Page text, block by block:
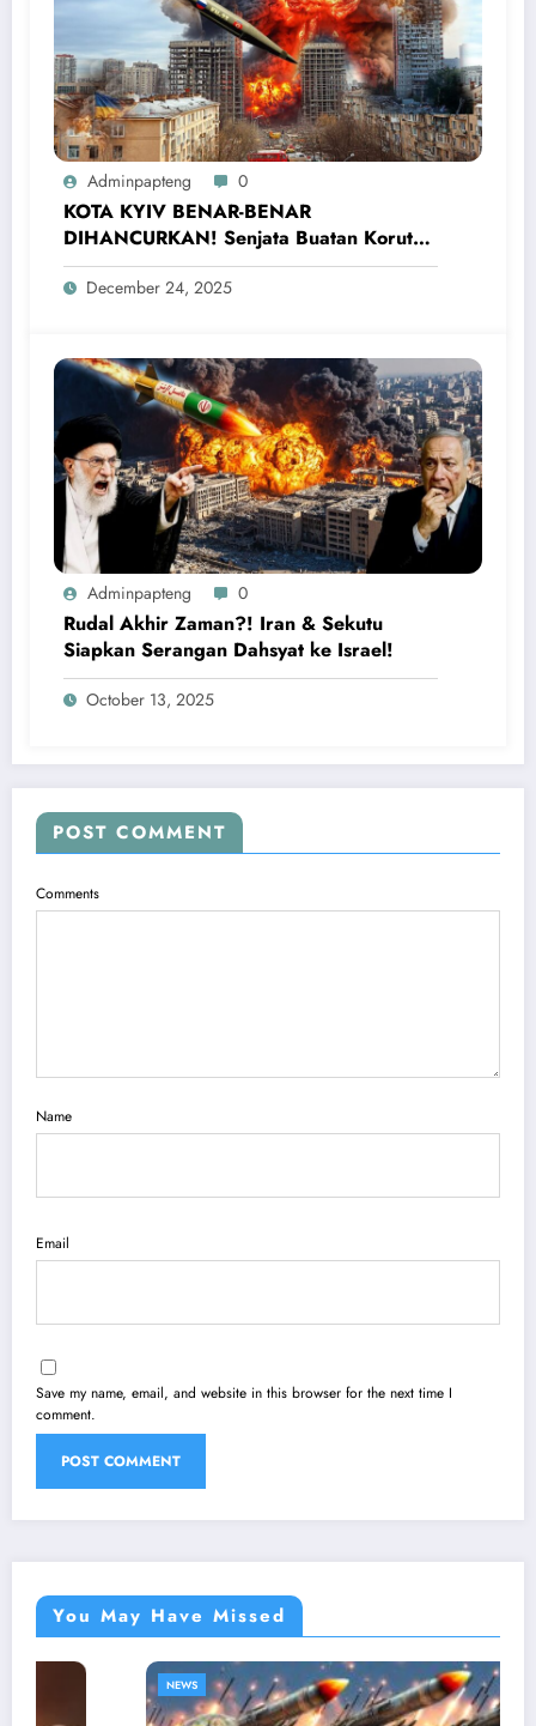
Adminpapteng 0
KOTA KYIV BENAR-BENAR
DIHANCURKAN! Senjata Buatan Korut
yang Digunakan Rusia Serang Ukraina
December 24, 2025
Adminpapteng 0
Rudal Akhir Zaman?! Iran & Sekutu
Siapkan Serangan Dahsyat ke Israel!
October 13, 2025
POST COMMENT
Comments
Name
Email
Save my name, email, and website in this browser for the next time I
comment.
You May Have Missed